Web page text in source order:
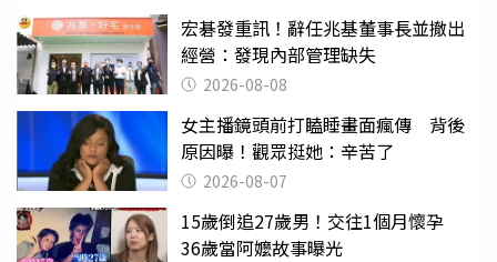
宏碁發重訊！辭任兆基董事長並撤出
經營：發現內部管理缺失
2026-08-08
女主播鏡頭前打瞌睡畫面瘋傳 背後
原因曝！觀眾挺她：辛苦了
2026-08-07
15歲倒追27歲男！交往1個月懷孕
36歲當阿嬤故事曝光